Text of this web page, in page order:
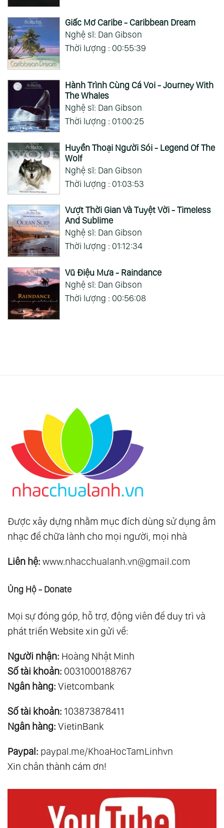
Giấc Mơ Caribe - Caribbean Dream
Nghệ sĩ: Dan Gibson
Thời lượng : 00:55:39
Hành Trình Cùng Cá Voi - Journey With
The Whales
Nghệ sĩ: Dan Gibson
Thời lượng : 01:00:25
Huyền Thoại Người Sói - Legend Of The
Wolf
Nghệ sĩ: Dan Gibson
Thời lượng : 01:03:53
Vượt Thời Gian Và Tuyệt Vời - Timeless
And Sublime
Nghệ sĩ: Dan Gibson
Thời lượng : 01:12:34
Vũ Điệu Mưa - Raindance
Nghệ sĩ: Dan Gibson
Thời lượng : 00:56:08
Được xây dựng nhằm mục đích dùng sử dụng âm
nhạc để chữa lành cho mọi người, mọi nhà
Liên hệ: www.nhacchualanh.vn@gmail.com
Ủng Hộ - Donate
Mọi sự đóng góp, hỗ trợ, động viên để duy trì và
phát triển Website xin gửi về:
Người nhận: Hoàng Nhật Minh
Số tài khoản: 0031000188767
Ngân hàng: Vietcombank
Số tài khoản: 103873878411
Ngân hàng: VietinBank
Paypal: paypal.me/KhoaHocTamLinhvn
Xin chân thành cám ơn!